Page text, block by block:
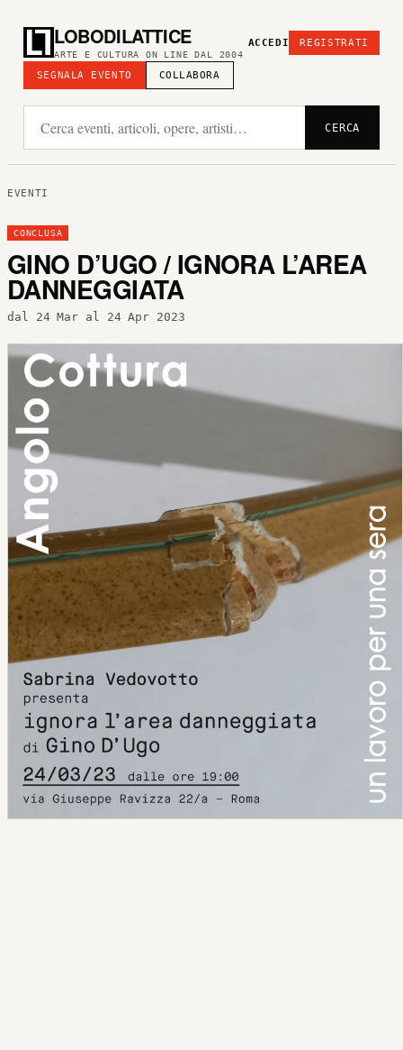
LOBODILATTICE
ARTE E CULTURA ON LINE DAL 2004
SEGNALA EVENTO COLLABORA
ACCEDI REGISTRATI
CERCA
EVENTI
CONCLUSA
GINO D’UGO / IGNORA L’AREA
DANNEGGIATA
dal 24 Mar al 24 Apr 2023